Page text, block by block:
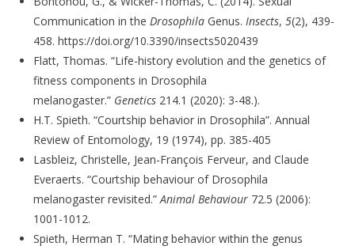
Communication in theDrosophila Genus.Insects,5(2), 439-
458. https://doi.org/10.3390/insects5020439
Flatt, Thomas. “Life-history evolution and the genetics of
fitness components in Drosophila
melanogaster.” Genetics 214.1 (2020): 3-48.).
H.T. Spieth. “Courtship behavior in Drosophila”. Annual
Review of Entomology, 19 (1974), pp. 385-405
Lasbleiz, Christelle, Jean-François Ferveur, and Claude
Everaerts. “Courtship behaviour of Drosophila
melanogaster revisited.”Animal Behaviour 72.5 (2006):
1001-1012.
Spieth, Herman T. “Mating behavior within the genus